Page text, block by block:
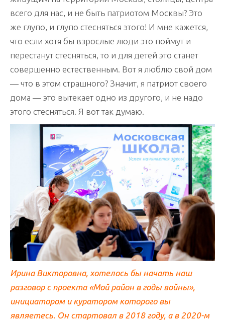
всего для нас, и не быть патриотом Москвы? Это
же глупо, и глупо стесняться этого! И мне кажется,
что если хотя бы взрослые люди это поймут и
перестанут стесняться, то и для детей это станет
совершенно естественным. Вот я люблю свой дом
— что в этом страшного? Значит, я патриот своего
дома — это вытекает одно из другого, и не надо
этого стесняться. Я вот так думаю.
Ирина Викторовна, хотелось бы начать наш
разговор с проекта «Мой район в годы войны»,
инициатором и куратором которого вы
являетесь. Он стартовал в 2018 году, а в 2020-м